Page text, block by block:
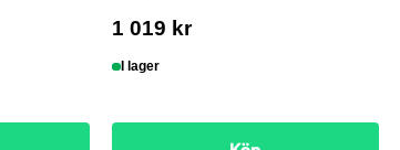
1 019 kr
I lager